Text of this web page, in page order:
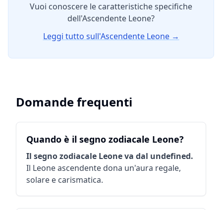
Vuoi conoscere le caratteristiche specifiche
dell'Ascendente Leone?
Leggi tutto sull'Ascendente Leone→
Domande frequenti
Quando è il segno zodiacale Leone?
Il segno zodiacale Leone va dal undefined.
Il Leone ascendente dona un'aura regale,
solare e carismatica.